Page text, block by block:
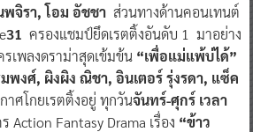
จิรา, โอม อัชชา ส่วนทางด้านคอนเทนต์
31 ครองแชมป์ยึดเรตติ้งอันดับ 1 มาอย่าง
เพลงดราม่าสุดเข้มข้น “เพื่อแม่แพ้บ่ได้”
พงศ์, ผิงผิง ณิชา, อินเตอร์ รุ่งรดา, แซ็ค
าศโกยเรตติ้งอยู่ ทุกวันจันทร์-ศุกร์ เวลา
Action Fantasy Drama เรื่อง “ข้าว